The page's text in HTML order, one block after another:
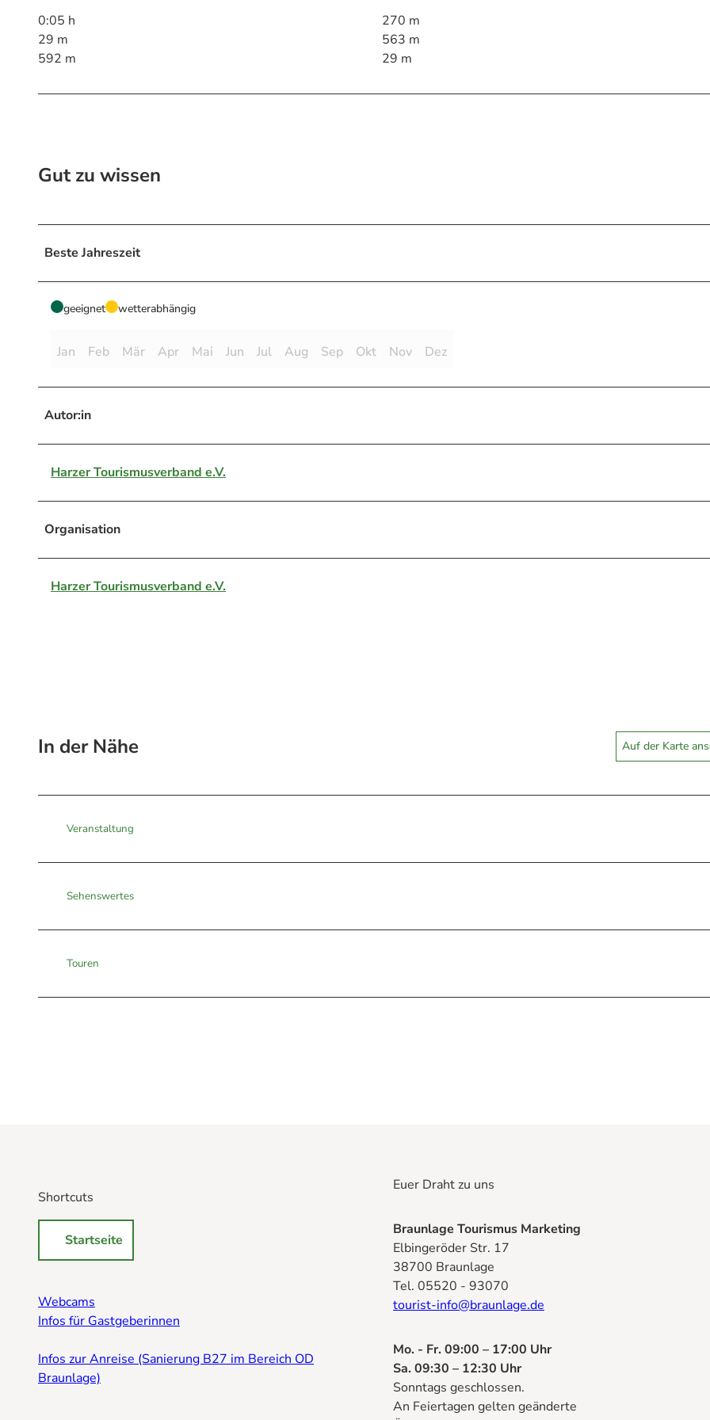
0:05 h
270 m
29 m
563 m
592 m
29 m
Gut zu wissen
Beste Jahreszeit
geeignet wetterabhängig
Jan Feb Mär Apr Mai Jun Jul Aug Sep Okt Nov Dez
Autor:in
Harzer Tourismusverband e.V.
Organisation
Harzer Tourismusverband e.V.
In der Nähe Auf der Karte
Veranstaltung
Sehenswertes
Touren
Shortcuts
Startseite
Webcams
Infos für Gastgeberinnen
Infos zur Anreise (Sanierung B27 im Bereich OD
Braunlage)
Euer Draht zu uns
Braunlage Tourismus Marketing
Elbingeröder Str. 17
38700 Braunlage
Tel. 05520 - 93070
tourist-info@braunlage.de
Mo. - Fr. 09:00 – 17:00 Uhr
Sa. 09:30 – 12:30 Uhr
Sonntags geschlossen.
An Feiertagen gelten geänderte